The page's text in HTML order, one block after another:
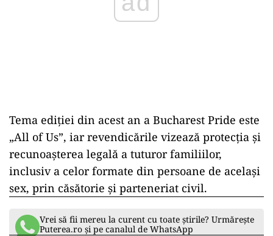
Tema ediției din acest an a Bucharest Pride este
„All of Us”, iar revendicările vizează protecția și
recunoașterea legală a tuturor familiilor,
inclusiv a celor formate din persoane de același
sex, prin căsătorie și parteneriat civil.
Vrei să fii mereu la curent cu toate știrile? Urmărește
Puterea.ro și pe canalul de WhatsApp